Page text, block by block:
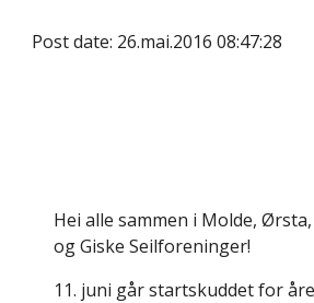
Post date: 26.mai.2016 08:47:28
Hei alle sammen i Molde,
og Giske Seilforeninger!
11. juni går startskuddet for